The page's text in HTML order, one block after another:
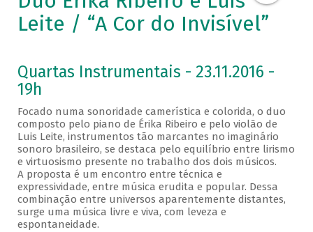
Leite / “A Cor do Invisível”
Quartas Instrumentais - 23.11.2016 -
19h
Focado numa sonoridade camerística e colorida, o duo
composto pelo piano de Érika Ribeiro e pelo violão de
Luis Leite, instrumentos tão marcantes no imaginário
sonoro brasileiro, se destaca pelo equilíbrio entre lirismo
e virtuosismo presente no trabalho dos dois músicos.
A proposta é um encontro entre técnica e
expressividade, entre música erudita e popular. Dessa
combinação entre universos aparentemente distantes,
surge uma música livre e viva, com leveza e
espontaneidade.